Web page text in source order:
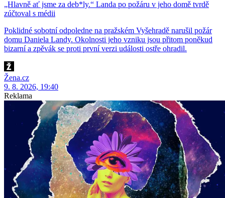
„Hlavně ať jsme za deb*ly.“ Landa po požáru v jeho domě tvrdě
zúčtoval s médii
Poklidné sobotní odpoledne na pražském Vyšehradě narušil požár
domu Daniela Landy. Okolnosti jeho vzniku jsou přitom poněkud
bizarní a zpěvák se proti první verzi události ostře ohradil.
Žena.cz
9. 8. 2026, 19:40
Reklama